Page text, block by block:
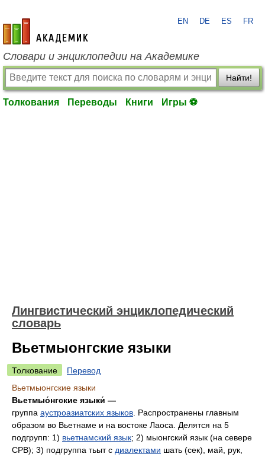
academic.ru
EN DE ES FR
Словари и энциклопедии на Академике
Найти!
Толкования Переводы Книги Игры ⚽
Лингвистический энциклопедический
словарь
Вьетмыонгские языки
Толкование
Перевод
Вьетмыонгские языки
Вьетмыо́нгские языки́ —
группа аустроазиатских языков . Распространены главным
образом во Вьетнаме и на востоке Лаоса. Делятся на 5
подгрупп: 1) вьетнамский язык; 2) мыонгский язык (на севере
СРВ); 3) подгруппа тьыт с диалектами шать (сек), май, рук,